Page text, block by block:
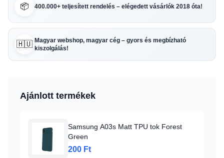
📦 400.000+ teljesített rendelés – elégedett vásárlók 2018 óta!
🇭🇺 Magyar webshop, magyar cég – gyors és megbízható
kiszolgálás!
Ajánlott termékek
Samsung A03s Matt TPU tok Forest
Green
200 Ft